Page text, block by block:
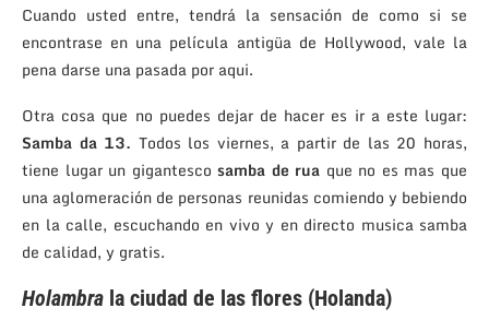
Cuando usted entre, tendrá la sensación de como si se
encontrase en una película antigüa de Hollywood, vale la
pena darse una pasada por aqui.
Otra cosa que no puedes dejar de hacer es ir a este lugar:
Samba da 13. Todos los viernes, a partir de las 20 horas,
tiene lugar un gigantesco samba de rua que no es mas que
una aglomeración de personas reunidas comiendo y bebiendo
en la calle, escuchando en vivo y en directo musica samba
de calidad, y gratis.
Holambra la ciudad de las flores (Holanda)